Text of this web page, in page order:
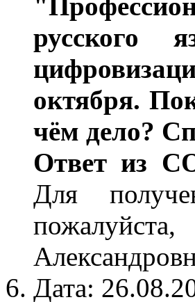
русского
октября.
чём дело?
Ответ из
Для
Дата: